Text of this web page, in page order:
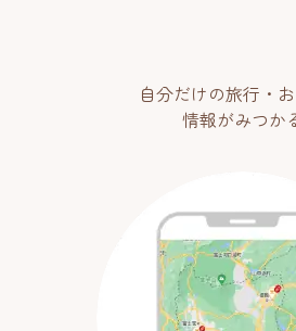
自分だけの旅行・
情報がみつか